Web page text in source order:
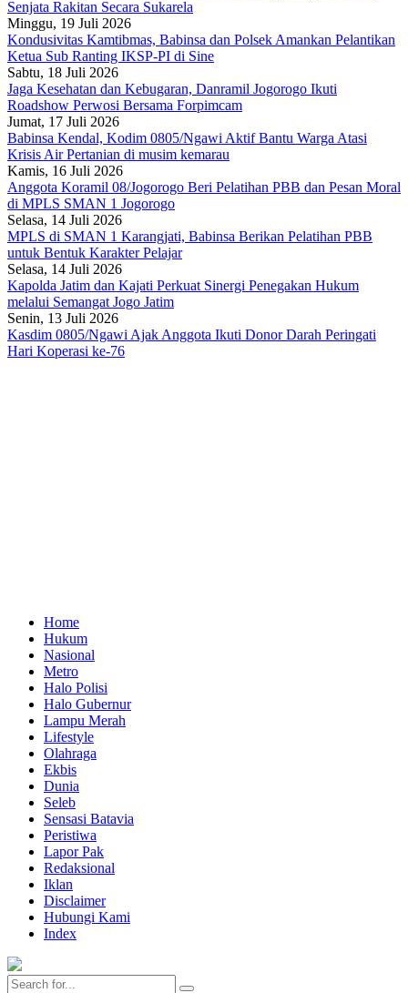
Senjata Rakitan Secara Sukarela
Minggu, 19 Juli 2026
Kondusivitas Kamtibmas, Babinsa dan Polsek Amankan Pelantikan
Ketua Sub Ranting IKSP-PI di Sine
Sabtu, 18 Juli 2026
Jaga Kesehatan dan Kebugaran, Danramil Jogorogo Ikuti
Roadshow Perwosi Bersama Forpimcam
Jumat, 17 Juli 2026
Babinsa Kendal, Kodim 0805/Ngawi Aktif Bantu Warga Atasi
Krisis Air Pertanian di musim kemarau
Kamis, 16 Juli 2026
Anggota Koramil 08/Jogorogo Beri Pelatihan PBB dan Pesan Moral
di MPLS SMAN 1 Jogorogo
Selasa, 14 Juli 2026
MPLS di SMAN 1 Karangjati, Babinsa Berikan Pelatihan PBB
untuk Bentuk Karakter Pelajar
Selasa, 14 Juli 2026
Kapolda Jatim dan Kajati Perkuat Sinergi Penegakan Hukum
melalui Semangat Jogo Jatim
Senin, 13 Juli 2026
Kasdim 0805/Ngawi Ajak Anggota Ikuti Donor Darah Peringati
Hari Koperasi ke-76
Home
Hukum
Nasional
Metro
Halo Polisi
Halo Gubernur
Lampu Merah
Lifestyle
Olahraga
Ekbis
Dunia
Seleb
Sensasi Batavia
Peristiwa
Lapor Pak
Redaksional
Iklan
Disclaimer
Hubungi Kami
Index